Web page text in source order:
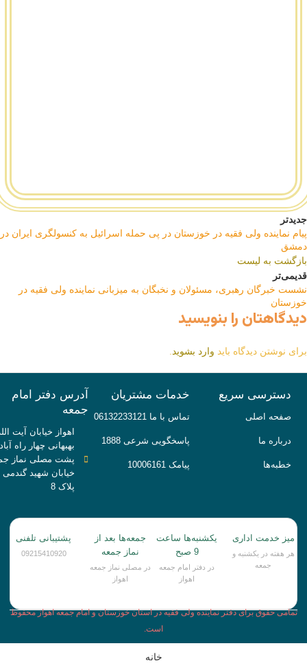
جدیدتر
پیام نماینده ولی فقیه در خوزستان در پی حمله اسرائیل به کنسولگری ایران در
دمشق
بازگشت به لیست
قدیمی‌تر
نشست خبرگان رهبری، مسئولان و نخبگان به میزبانی نماینده ولی فقیه در
خوزستان
دیدگاهتان را بنویسید
برای نوشتن دیدگاه باید وارد بشوید.
دسترسی سریع
صفحه اصلی
درباره ما
خطبه‌ها
خدمات مشتریان
تماس با ما 06132233121
پاسخگویی شرعی 1888
پیامک 10006161
آدرس دفتر امام
جمعه
اهواز خیابان آیت
بهبهانی چهار راه
پشت مصلی نماز
خیابان شهید گندمی
پلاک 8
میز خدمت اداری
هر هفته در یکشنبه و
جمعه
یکشنبه‌ها ساعت
9 صبح
در دفتر امام جمعه
اهواز
جمعه‌ها بعد از
نماز جمعه
در مصلی نماز جمعه
اهواز
پشتیبانی تلفنی
09215410920
تمامی حقوق برای دفتر نماینده ولی فقیه در استان خوزستان و امام جمعه اهواز محفوظ
است.
خانه